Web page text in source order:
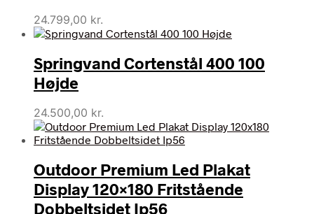
24.799,00 kr.
Springvand Cortenstål 400 100
Højde
24.500,00 kr.
Outdoor Premium Led Plakat
Display 120×180 Fritstående
Dobbeltsidet Ip56